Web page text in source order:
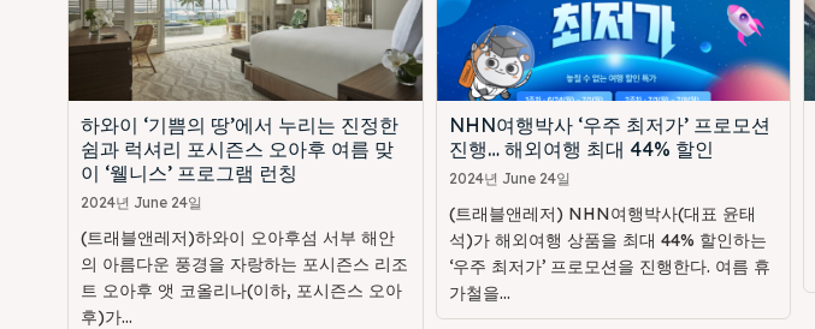
하와이 ‘기쁨의 땅’에서 누리는 진정한
쉼과 럭셔리 포시즌스 오아후 여름 맞
이 ‘웰니스’ 프로그램 런칭
2024년 June 24일
(트래블앤레저)하와이 오아후섬 서부 해안
의 아름다운 풍경을 자랑하는 포시즌스 리조
트 오아후 앳 코올리나(이하, 포시즌스 오아
후)가...
NHN여행박사 ‘우주 최저가’ 프로모션
진행… 해외여행 최대 44% 할인
2024년 June 24일
(트래블앤레저) NHN여행박사(대표 윤태
석)가 해외여행 상품을 최대 44% 할인하는
‘우주 최저가’ 프로모션을 진행한다. 여름 휴
가철을...